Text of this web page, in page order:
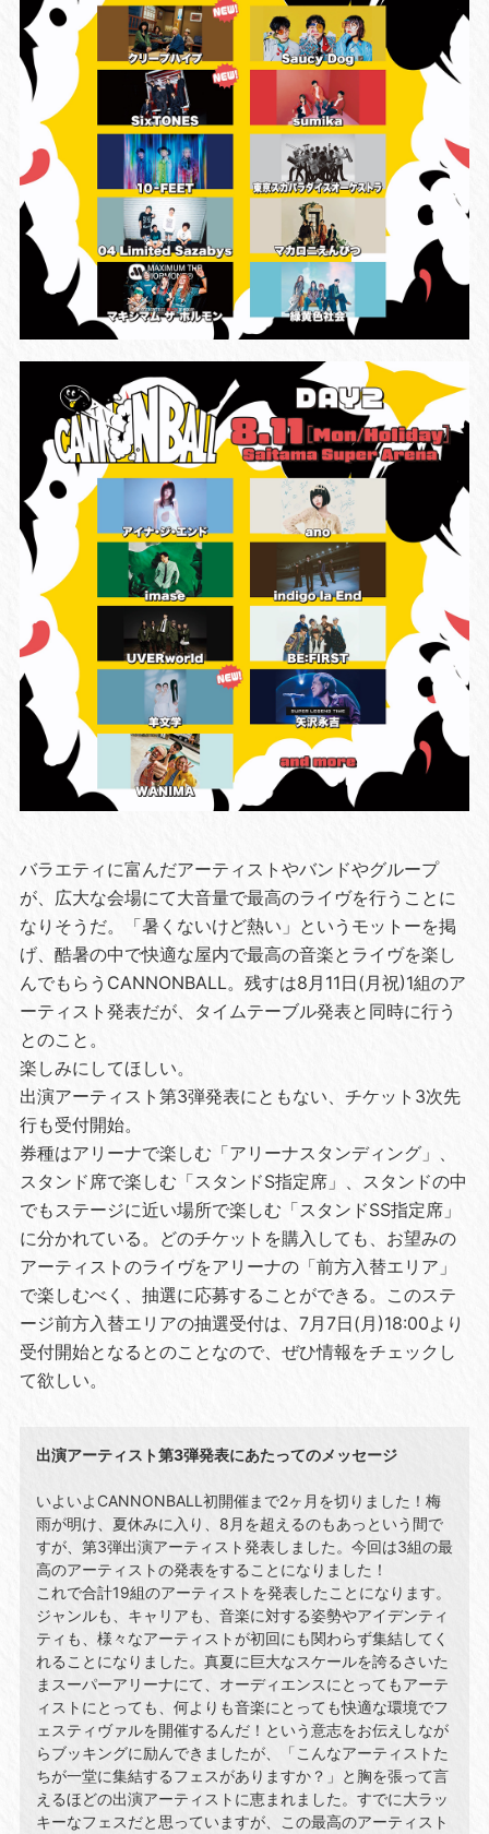
バラエティに富んだアーティストやバンドやグループ
が、広⼤な会場にて⼤⾳量で最⾼のライヴを⾏うことに
なりそうだ。「暑くないけど熱い」というモットーを掲
げ、酷暑の中で快適な屋内で最⾼の⾳楽とライヴを楽し
んでもらうCANNONBALL。残すは8⽉11⽇(⽉祝)1組のア
ーティスト発表だが、タイムテーブル発表と同時に⾏う
とのこと。
楽しみにしてほしい。
出演アーティスト第3弾発表にともない、チケット3次先
⾏も受付開始。
券種はアリーナで楽しむ「アリーナスタンディング」、
スタンド席で楽しむ「スタンドS指定席」、スタンドの中
でもステージに近い場所で楽しむ「スタンドSS指定席」
に分かれている。どのチケットを購⼊しても、お望みの
アーティストのライヴをアリーナの「前⽅⼊替エリア」
で楽しむべく、抽選に応募することができる。このステ
ージ前⽅⼊替エリアの抽選受付は、7⽉7⽇(⽉)18:00より
受付開始となるとのことなので、ぜひ情報をチェックし
て欲しい。
出演アーティスト第3弾発表にあたってのメッセージ
いよいよCANNONBALL初開催まで2ヶ⽉を切りました！梅
⾬が明け、夏休みに⼊り、8⽉を超えるのもあっという間で
すが、第3弾出演アーティスト発表しました。今回は3組の最
⾼のアーティストの発表をすることになりました！
これで合計19組のアーティストを発表したことになります。
ジャンルも、キャリアも、⾳楽に対する姿勢やアイデンティ
ティも、様々なアーティストが初回にも関わらず集結してく
れることになりました。真夏に巨⼤なスケールを誇るさいた
まスーパーアリーナにて、オーディエンスにとってもアーテ
ィストにとっても、何よりも⾳楽にとっても快適な環境でフ
ェスティヴァルを開催するんだ！という意志をお伝えしなが
らブッキングに励んできましたが、「こんなアーティストた
ちが⼀堂に集結するフェスがありますか？」と胸を張って⾔
えるほどの出演アーティストに恵まれました。すでに⼤ラッ
キーなフェスだと思っていますが、この最⾼のアーティスト